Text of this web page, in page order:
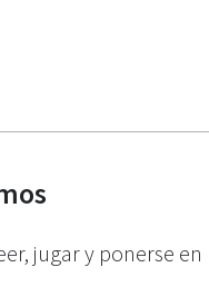
jugar y ponerse